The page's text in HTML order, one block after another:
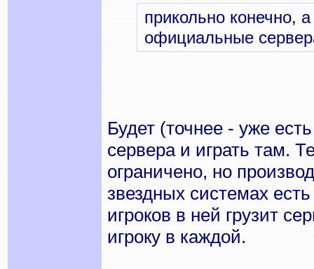
прикольно конечно,
официальные
Будет (точнее - уже
сервера и играть там.
ограничено, но
звездных системах
игроков в ней грузит
игроку в каждой.